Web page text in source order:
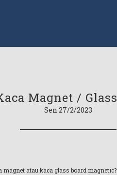
Magnet /
Sen 27/2/2023
atau kaca glass board